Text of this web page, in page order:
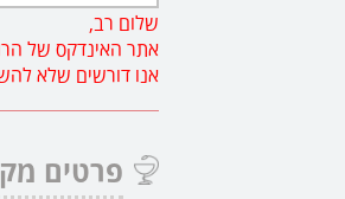
שלום רב,
אתר האינדקס של
אנו דורשים שלא
פרטים